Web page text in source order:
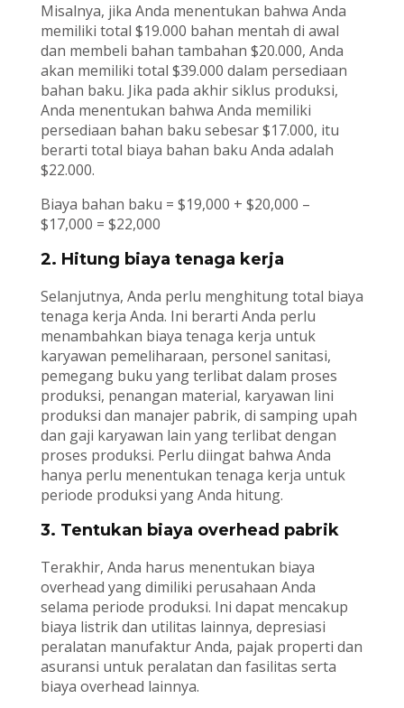
Misalnya, jika Anda menentukan bahwa Anda
memiliki total $19.000 bahan mentah di awal
dan membeli bahan tambahan $20.000, Anda
akan memiliki total $39.000 dalam persediaan
bahan baku. Jika pada akhir siklus produksi,
Anda menentukan bahwa Anda memiliki
persediaan bahan baku sebesar $17.000, itu
berarti total biaya bahan baku Anda adalah
$22.000.
Biaya bahan baku = $19,000 + $20,000 –
$17,000 = $22,000
2. Hitung biaya tenaga kerja
Selanjutnya, Anda perlu menghitung total biaya
tenaga kerja Anda. Ini berarti Anda perlu
menambahkan biaya tenaga kerja untuk
karyawan pemeliharaan, personel sanitasi,
pemegang buku yang terlibat dalam proses
produksi, penangan material, karyawan lini
produksi dan manajer pabrik, di samping upah
dan gaji karyawan lain yang terlibat dengan
proses produksi. Perlu diingat bahwa Anda
hanya perlu menentukan tenaga kerja untuk
periode produksi yang Anda hitung.
3. Tentukan biaya overhead pabrik
Terakhir, Anda harus menentukan biaya
overhead yang dimiliki perusahaan Anda
selama periode produksi. Ini dapat mencakup
biaya listrik dan utilitas lainnya, depresiasi
peralatan manufaktur Anda, pajak properti dan
asuransi untuk peralatan dan fasilitas serta
biaya overhead lainnya.